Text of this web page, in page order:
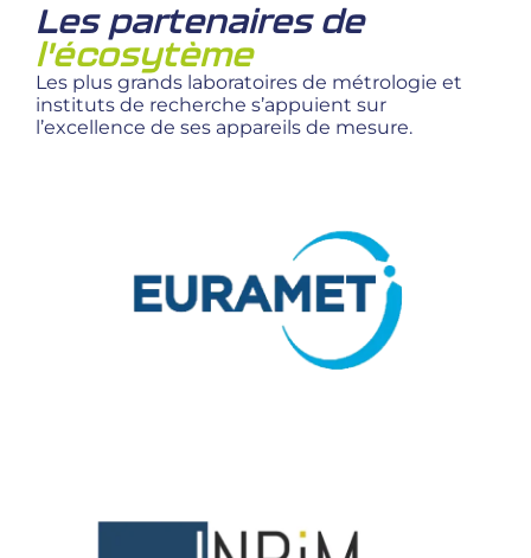
Les partenaires de
l'écosytème
Les plus grands laboratoires de métrologie et
instituts de recherche s’appuient sur
l’excellence de ses appareils de mesure.